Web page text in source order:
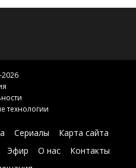
технологии
Сериалы
Карта сайта
Эфир О нас
Контакты